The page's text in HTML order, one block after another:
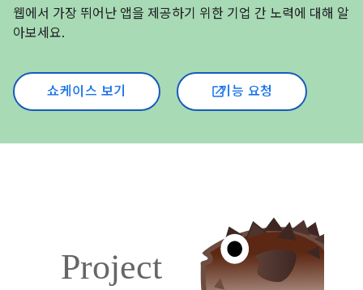
웹에서 가장 뛰어난 앱을 제공하기 위한 기업 간 노력에 대해 알
아보세요.
쇼케이스 보기 open_in_new
기능 요청